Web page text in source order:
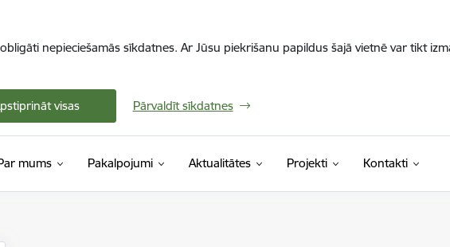
nepieciešamās sīkdatnes. Ar Jūsu piekrišanu papildus šajā vietnē var tikt
visas Pārvaldīt sīkdatnes
mums Pakalpojumi Aktualitātes Projekti Kontakti